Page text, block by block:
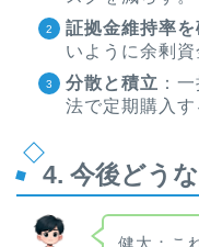
証拠金維持率を
いように余剰資
分散と積立 ：
法で定期購入す
4. 今後どう